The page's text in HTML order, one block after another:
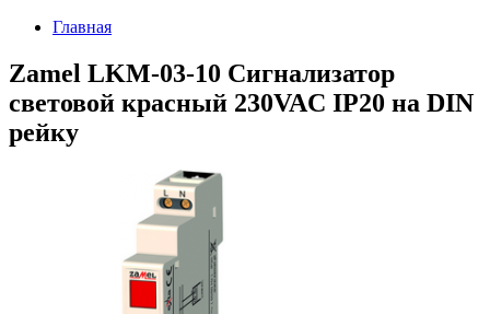
Главная
Zamel LKM-03-10 Сигнализатор
световой красный 230VAC IP20 на DIN
рейку